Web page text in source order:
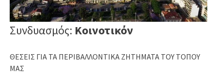
Συνδυασμός: Κοινοτικόν
ΘΕΣΕΙΣ ΓΙΑ ΤΑ ΠΕΡΙΒΑΛΛΟΝΤΙΚΑ ΖΗΤΗΜΑΤΑ ΤΟΥ ΤΟΠΟΥ
ΜΑΣ